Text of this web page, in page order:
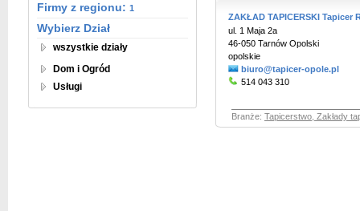
Firmy z regionu: 1
Wybierz Dział
wszystkie działy
Dom i Ogród
Usługi
ZAKŁAD TAPICERSKI Tapicer
ul. 1 Maja 2a
46-050 Tarnów Opolski
opolskie
biuro@tapicer-opole.pl
514 043 310
Branże: Tapicerstwo, Zakłady